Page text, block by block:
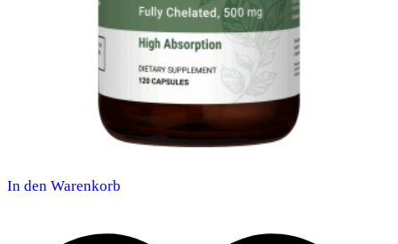
In den Warenkorb